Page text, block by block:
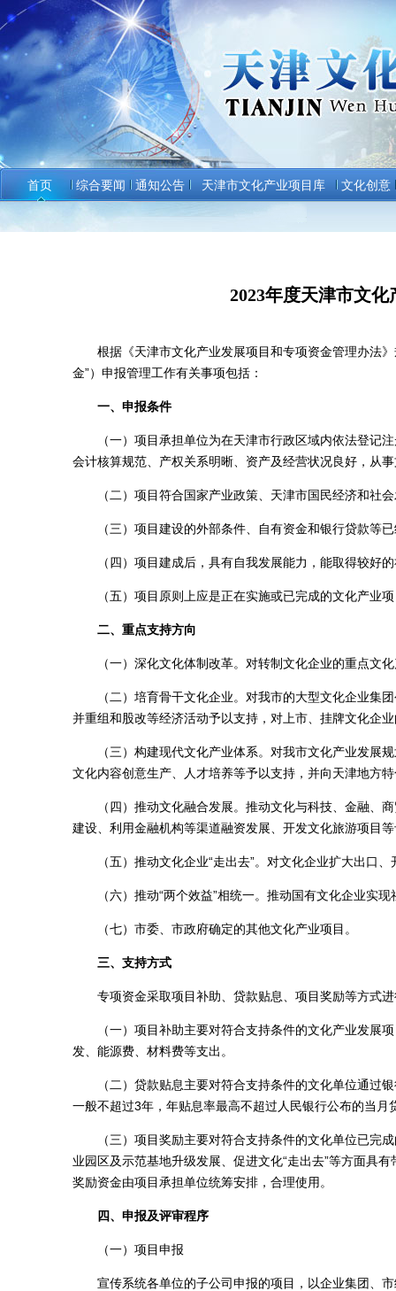
首页 综合要闻 通知公告 天津市文化产业项目库 文化创意
2023年度天津市文
根据《天津市文化产业发展项目和专项资金管理办法》
金”）申报管理工作有关事项包括：
一、申报条件
（一）项目承担单位为在天津市行政区域内依法登记注
会计核算规范、产权关系明晰、资产及经营状况良好，从
（二）项目符合国家产业政策、天津市国民经济和社会
（三）项目建设的外部条件、自有资金和银行贷款等已
（四）项目建成后，具有自我发展能力，能取得较好的
（五）项目原则上应是正在实施或已完成的文化产业项
二、重点支持方向
（一）深化文化体制改革。对转制文化企业的重点文化
（二）培育骨干文化企业。对我市的大型文化企业集团
并重组和股改等经济活动予以支持，对上市、挂牌文化企
（三）构建现代文化产业体系。对我市文化产业发展规
文化内容创意生产、人才培养等予以支持，并向天津地方
（四）推动文化融合发展。推动文化与科技、金融、商
建设、利用金融机构等渠道融资发展、开发文化旅游项目
（五）推动文化企业“走出去”。对文化企业扩大出口、
（六）推动“两个效益”相统一。推动国有文化企业实现
（七）市委、市政府确定的其他文化产业项目。
三、支持方式
专项资金采取项目补助、贷款贴息、项目奖励等方式进
（一）项目补助主要对符合支持条件的文化产业发展项
发、能源费、材料费等支出。
（二）贷款贴息主要对符合支持条件的文化单位通过银
一般不超过3年，年贴息率最高不超过人民银行公布的当月
（三）项目奖励主要对符合支持条件的文化单位已完成
业园区及示范基地升级发展、促进文化“走出去”等方面具
奖励资金由项目承担单位统筹安排，合理使用。
四、申报及评审程序
（一）项目申报
宣传系统各单位的子公司申报的项目，以企业集团、市